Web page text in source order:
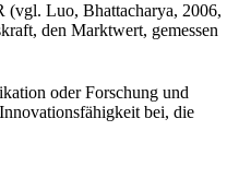
(vgl. Luo, Bhattacharya, 2006,
den Marktwert, gemessen
oder Forschung und
bei, die